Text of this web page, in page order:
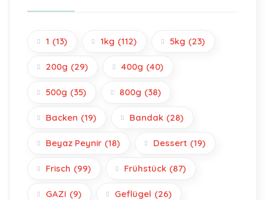
1 (13) 1kg (112) 5kg (23)
200g (29) 400g (40)
500g (35) 800g (38)
Backen (19) Bandak (28)
Beyaz Peynir (18) Dessert (19)
Frisch (99) Frühstück (87)
GAZI (9) Geflügel (26)